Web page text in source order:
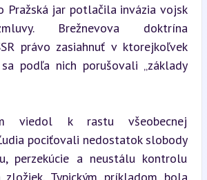
Pražská jar potlačila invázia vojsk
Brežnevova doktrína
právo zasiahnuť v ktorejkoľvek
podľa nich porušovali „základy
viedol k rastu všeobecnej
pociťovali nedostatok slobody
perzekúcie a neustálu kontrolu